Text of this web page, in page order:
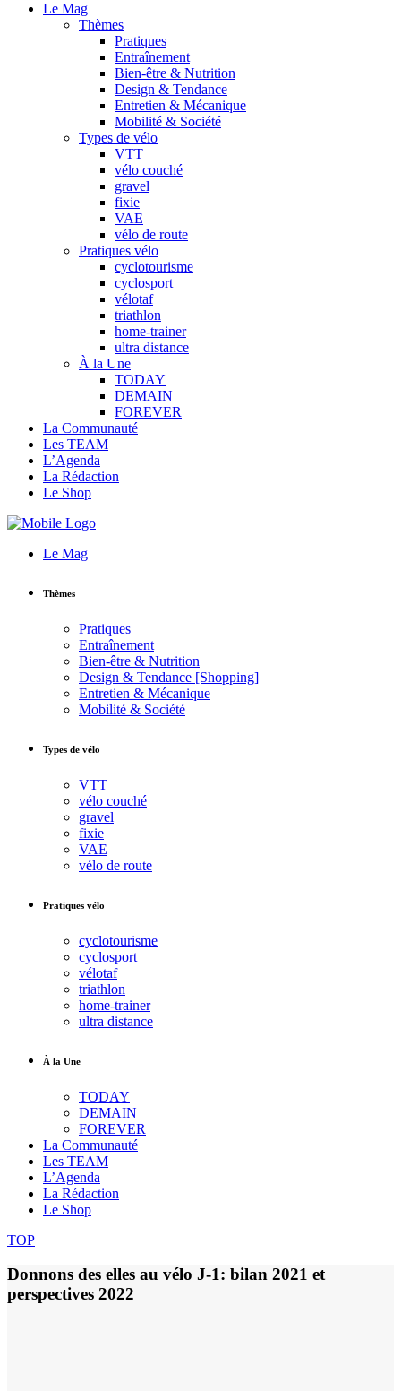
Le Mag
Thèmes
Pratiques
Entraînement
Bien-être & Nutrition
Design & Tendance
Entretien & Mécanique
Mobilité & Société
Types de vélo
VTT
vélo couché
gravel
fixie
VAE
vélo de route
Pratiques vélo
cyclotourisme
cyclosport
vélotaf
triathlon
home-trainer
ultra distance
À la Une
TODAY
DEMAIN
FOREVER
La Communauté
Les TEAM
L’Agenda
La Rédaction
Le Shop
Le Mag
Thèmes
Pratiques
Entraînement
Bien-être & Nutrition
Design & Tendance [Shopping]
Entretien & Mécanique
Mobilité & Société
Types de vélo
VTT
vélo couché
gravel
fixie
VAE
vélo de route
Pratiques vélo
cyclotourisme
cyclosport
vélotaf
triathlon
home-trainer
ultra distance
À la Une
TODAY
DEMAIN
FOREVER
La Communauté
Les TEAM
L’Agenda
La Rédaction
Le Shop
TOP
Donnons des elles au vélo J-1: bilan 2021 et
perspectives 2022